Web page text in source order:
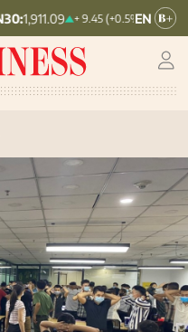
+ 9.45 (+0.5%) VNINDEX: